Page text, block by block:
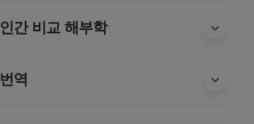
인간 비교 해부학
번역